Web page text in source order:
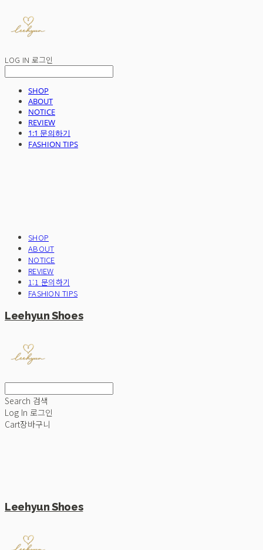
LOG IN 로그인
SHOP
ABOUT
NOTICE
REVIEW
1:1 문의하기
FASHION TIPS
SHOP
ABOUT
NOTICE
REVIEW
1:1 문의하기
FASHION TIPS
Leehyun Shoes
Search 검색
Log In 로그인
Cart장바구니
Leehyun Shoes